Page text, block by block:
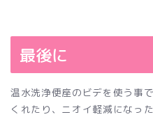
最後に
温水洗浄便座のビデを使う事
くれたり、ニオイ軽減になっ